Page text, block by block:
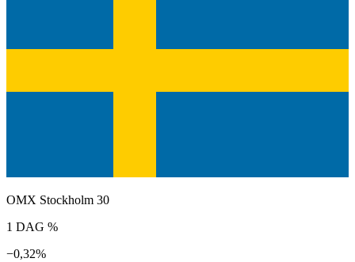
OMX Stockholm 30
1 DAG %
−0,32%